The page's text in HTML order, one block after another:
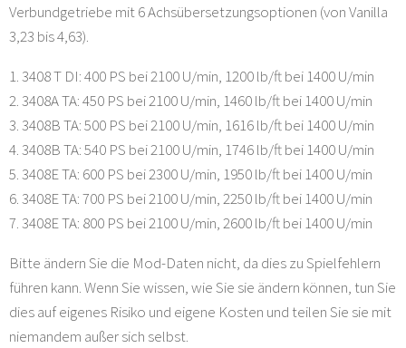
Verbundgetriebe mit 6 Achsübersetzungsoptionen (von Vanilla
3,23 bis 4,63).
1. 3408 T DI: 400 PS bei 2100 U/min, 1200 lb/ft bei 1400 U/min
2. 3408A TA: 450 PS bei 2100 U/min, 1460 lb/ft bei 1400 U/min
3. 3408B TA: 500 PS bei 2100 U/min, 1616 lb/ft bei 1400 U/min
4. 3408B TA: 540 PS bei 2100 U/min, 1746 lb/ft bei 1400 U/min
5. 3408E TA: 600 PS bei 2300 U/min, 1950 lb/ft bei 1400 U/min
6. 3408E TA: 700 PS bei 2100 U/min, 2250 lb/ft bei 1400 U/min
7. 3408E TA: 800 PS bei 2100 U/min, 2600 lb/ft bei 1400 U/min
Bitte ändern Sie die Mod-Daten nicht, da dies zu Spielfehlern
führen kann. Wenn Sie wissen, wie Sie sie ändern können, tun Sie
dies auf eigenes Risiko und eigene Kosten und teilen Sie sie mit
niemandem außer sich selbst.